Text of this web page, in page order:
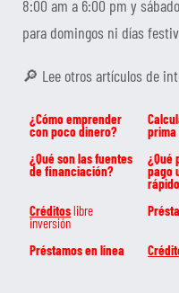
8:00 am a 6:00 pm y
para domingos ni días
🔎 Lee otros artículos de
¿Cómo emprender
con poco dinero? prima
¿Qué son las fuentes
de financiación?
¿Qué
pago
Créditoslibre
inversión
Préstamos en línea